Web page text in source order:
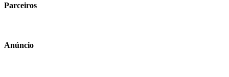
Parceiros
Anúncio